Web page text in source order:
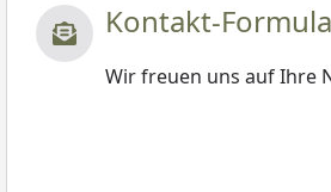
Kontakt-
Wir freuen uns auf Ihre